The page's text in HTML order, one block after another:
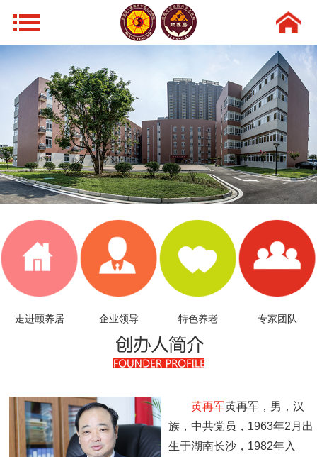
走进颐养居 企业领导 特色养老 专家团队
黄再军黄再军，男，汉
族，中共党员，1963年2月出
生于湖南长沙，1982年入
网站导航
走进颐养居
领导风采
特色养老
环境设施
领导关怀
收费标准
联系我们